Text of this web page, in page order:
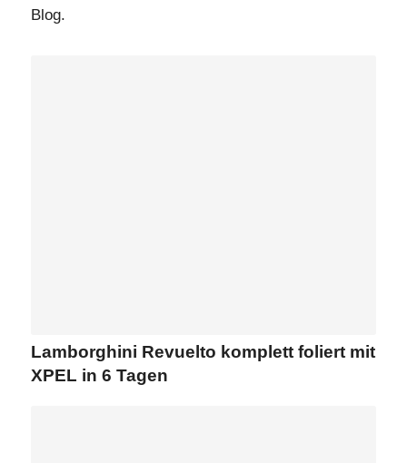
Blog.
Lamborghini Revuelto komplett foliert mit
XPEL in 6 Tagen